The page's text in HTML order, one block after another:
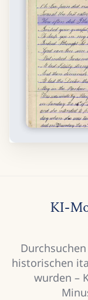
KI-
historischen
wurden –